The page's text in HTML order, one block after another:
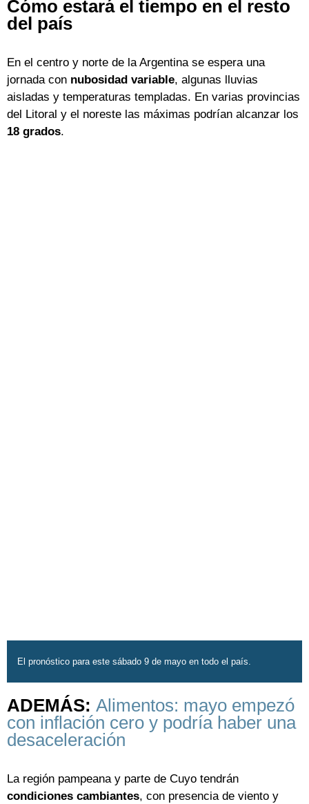
Cómo estará el tiempo en el resto
del país
En el centro y norte de la Argentina se espera una
jornada con nubosidad variable, algunas lluvias
aisladas y temperaturas templadas. En varias provincias
del Litoral y el noreste las máximas podrían alcanzar los
18 grados.
El pronóstico para este sábado 9 de mayo en todo el país.
ADEMÁS: Alimentos: mayo empezó
con inflación cero y podría haber una
desaceleración
La región pampeana y parte de Cuyo tendrán
condiciones cambiantes, con presencia de viento y